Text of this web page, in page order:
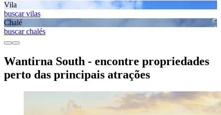
Vila
buscar vilas
Chalé
buscar chalés
Wantirna South - encontre propriedades
perto das principais atrações